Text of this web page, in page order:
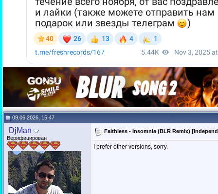
09.06.2026, 15:47
DjMan
Верифицирован
Faithless - Insomnia (BLR Remix)
I prefer other versions, sorry.